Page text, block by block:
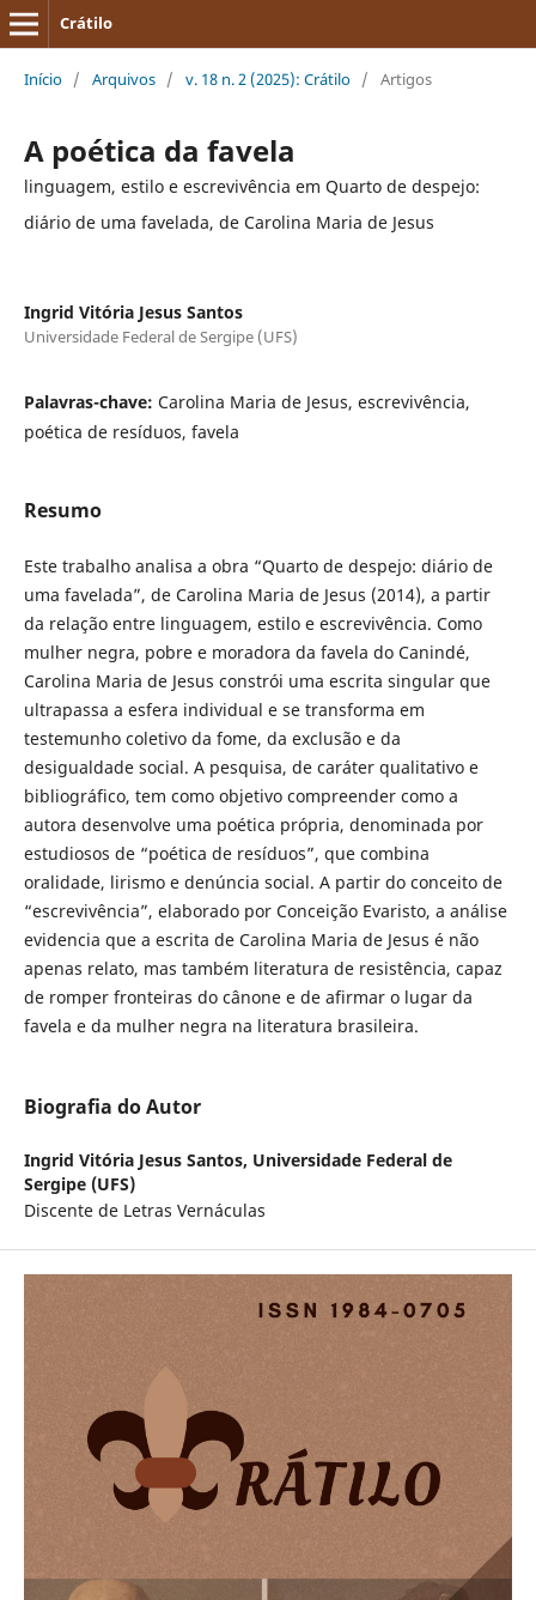
Crátilo
Início / Arquivos / v. 18 n. 2 (2025): Crátilo / Artigos
A poética da favela
linguagem, estilo e escrevivência em Quarto de despejo:
diário de uma favelada, de Carolina Maria de Jesus
Ingrid Vitória Jesus Santos
Universidade Federal de Sergipe (UFS)
Palavras-chave: Carolina Maria de Jesus, escrevivência,
poética de resíduos, favela
Resumo
Este trabalho analisa a obra “Quarto de despejo: diário de
uma favelada”, de Carolina Maria de Jesus (2014), a partir
da relação entre linguagem, estilo e escrevivência. Como
mulher negra, pobre e moradora da favela do Canindé,
Carolina Maria de Jesus constrói uma escrita singular que
ultrapassa a esfera individual e se transforma em
testemunho coletivo da fome, da exclusão e da
desigualdade social. A pesquisa, de caráter qualitativo e
bibliográfico, tem como objetivo compreender como a
autora desenvolve uma poética própria, denominada por
estudiosos de “poética de resíduos”, que combina
oralidade, lirismo e denúncia social. A partir do conceito de
“escrevivência”, elaborado por Conceição Evaristo, a análise
evidencia que a escrita de Carolina Maria de Jesus é não
apenas relato, mas também literatura de resistência, capaz
de romper fronteiras do cânone e de afirmar o lugar da
favela e da mulher negra na literatura brasileira.
Biografia do Autor
Ingrid Vitória Jesus Santos, Universidade Federal de
Sergipe (UFS)
Discente de Letras Vernáculas